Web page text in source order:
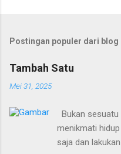
n
t
r
Postingan populer dari blog
Tambah Satu
Mei 31, 2025
Bukan
menikmati
saja dan